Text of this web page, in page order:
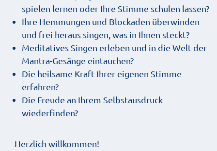
spielen lernen oder Ihre Stimme schulen lassen?
Ihre Hemmungen und Blockaden überwinden
und frei heraus singen, was in Ihnen steckt?
Meditatives Singen erleben und in die Welt der
Mantra-Gesänge eintauchen?
Die heilsame Kraft Ihrer eigenen Stimme
erfahren?
Die Freude an Ihrem Selbstausdruck
wiederfinden?
Herzlich willkommen!